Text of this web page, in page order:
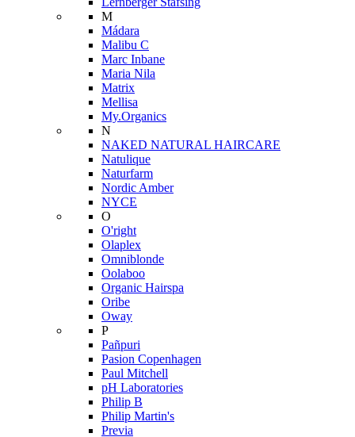
M
Mádara
Malibu C
Marc Inbane
Maria Nila
Matrix
Mellisa
My.Organics
N
NAKED NATURAL HAIRCARE
Natulique
Naturfarm
Nordic Amber
NYCE
O
O'right
Olaplex
Omniblonde
Oolaboo
Organic Hairspa
Oribe
Oway
P
Pañpuri
Pasion Copenhagen
Paul Mitchell
pH Laboratories
Philip B
Philip Martin's
Previa